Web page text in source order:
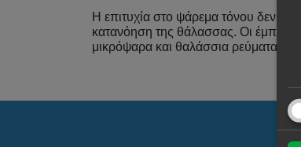
Η επιτυχία στο ψάρεμα τόνου δεν
κατανόηση της θάλασσας. Οι
μικρόψαρα και θαλάσσια ρεύματα —